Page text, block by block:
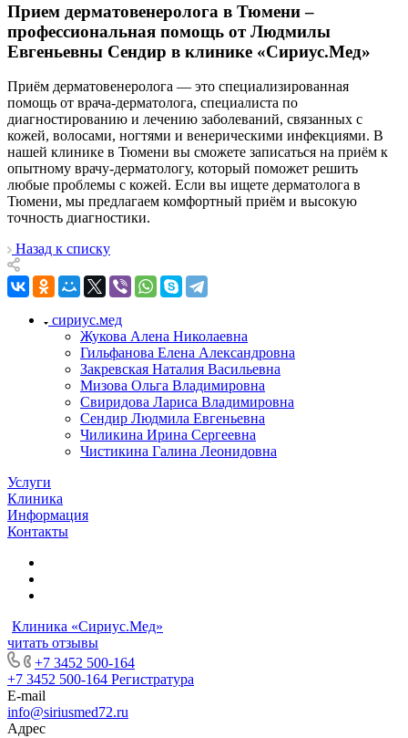
Прием дерматовенеролога в Тюмени –
профессиональная помощь от Людмилы
Евгеньевны Сендир в клинике «Сириус.Мед»
Приём дерматовенеролога — это специализированная
помощь от врача-дерматолога, специалиста по
диагностированию и лечению заболеваний, связанных с
кожей, волосами, ногтями и венерическими инфекциями. В
нашей клинике в Тюмени вы сможете записаться на приём к
опытному врачу-дерматологу, который поможет решить
любые проблемы с кожей. Если вы ищете дерматолога в
Тюмени, мы предлагаем комфортный приём и высокую
точность диагностики.
Назад к списку
сириус.мед
Жукова Алена Николаевна
Гильфанова Елена Александровна
Закревская Наталия Васильевна
Мизова Ольга Владимировна
Свиридова Лариса Владимировна
Сендир Людмила Евгеньевна
Чиликина Ирина Сергеевна
Чистикина Галина Леонидовна
Услуги
Клиника
Информация
Контакты
Клиника «Сириус.Мед»
читать отзывы
+7 3452 500-164
+7 3452 500-164 Регистратура
E-mail
info@siriusmed72.ru
Адрес